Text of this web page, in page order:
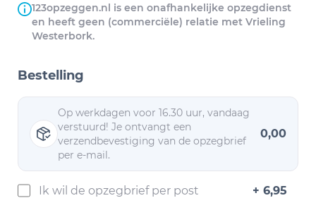
123opzeggen.nl is een onafhankelijke opzegdienst
en heeft geen (commerciële) relatie met Vrieling
Westerbork.
Bestelling
Op werkdagen voor 16.30 uur, vandaag
verstuurd! Je ontvangt een
verzendbevestiging van de opzegbrief
per e-mail.
0,00
Ik wil de opzegbrief per post
+ 6,95